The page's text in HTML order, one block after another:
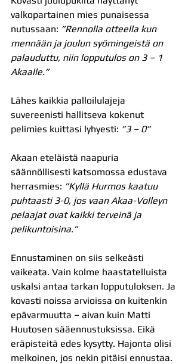
valkopartainen mies punaisessa
nutussaan: ”Rennolla otteella kun
mennään ja joulun syömingeistä on
palauduttu, niin lopputulos on 3 – 1
Akaalle.”
Lähes kaikkia palloilulajeja
suvereenisti hallitseva kokenut
pelimies kuittasi lyhyesti: ”3 – 0”
Akaan eteläistä naapuria
säännöllisesti katsomossa edustava
herrasmies: ”Kyllä Hurmos kaatuu
puhtaasti 3-0, jos vaan Akaa-Volleyn
pelaajat ovat kaikki terveinä ja
pelikuntoisina.”
Ennustaminen on siis selkeästi
vaikeata. Vain kolme haastatelluista
uskalsi antaa tarkan lopputuloksen. Ja
kovasti noissa arvioissa on kuitenkin
epävarmuutta – aivan kuin Matti
Huutosen sääennustuksissa. Eikä
eräpisteitä edes kysytty. Hajonta olisi
melkoinen, jos nekin pitäisi ennustaa.